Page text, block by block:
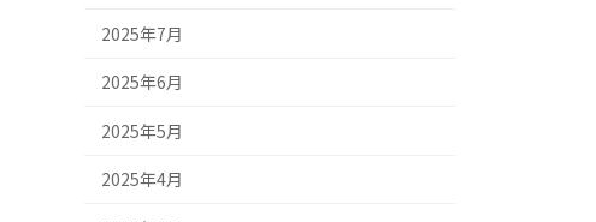
2025年7月
2025年6月
2025年5月
2025年4月